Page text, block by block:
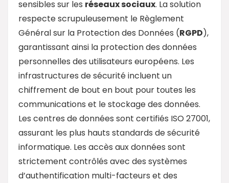
sensibles sur les réseaux sociaux. La solution
respecte scrupuleusement le Règlement
Général sur la Protection des Données (RGPD),
garantissant ainsi la protection des données
personnelles des utilisateurs européens. Les
infrastructures de sécurité incluent un
chiffrement de bout en bout pour toutes les
communications et le stockage des données.
Les centres de données sont certifiés ISO 27001,
assurant les plus hauts standards de sécurité
informatique. Les accès aux données sont
strictement contrôlés avec des systèmes
d’authentification multi-facteurs et des